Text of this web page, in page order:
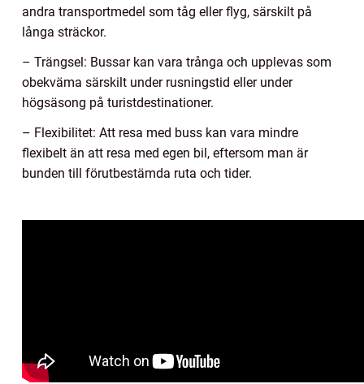
andra transportmedel som tåg eller flyg, särskilt på
långa sträckor.
– Trängsel: Bussar kan vara trånga och upplevas som
obekväma särskilt under rusningstid eller under
högsäsong på turistdestinationer.
– Flexibilitet: Att resa med buss kan vara mindre
flexibelt än att resa med egen bil, eftersom man är
bunden till förutbestämda ruta och tider.